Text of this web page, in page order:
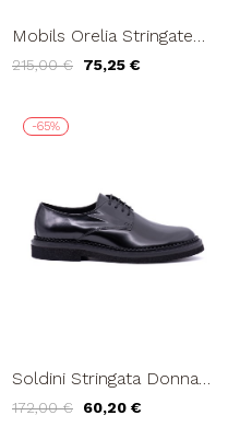
Mobils Orelia Stringate
Carro 2 Fori Naplak Nero
215,00 € 75,25 €
-65%
Soldini Stringata Donna
Gomma Nero
172,00 € 60,20 €